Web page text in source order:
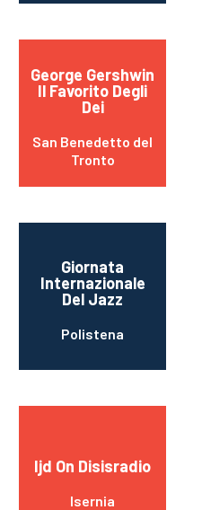
George Gershwin
Il Favorito Degli
Dei
San Benedetto del
Tronto
Giornata
Internazionale
Del Jazz
Polistena
Ijd On Disisradio
Isernia